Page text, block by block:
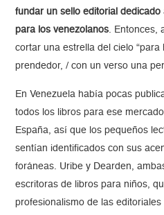
fundar un sello editorial
para los venezolanos. Entonces,
cortar una estrella del cielo
prendedor, / con un verso una
En Venezuela había pocas
todos los libros para ese
España, así que los pequeños
sentían identificados con sus
foráneas. Uribe y Dearden,
escritoras de libros para niños,
profesionalismo de las